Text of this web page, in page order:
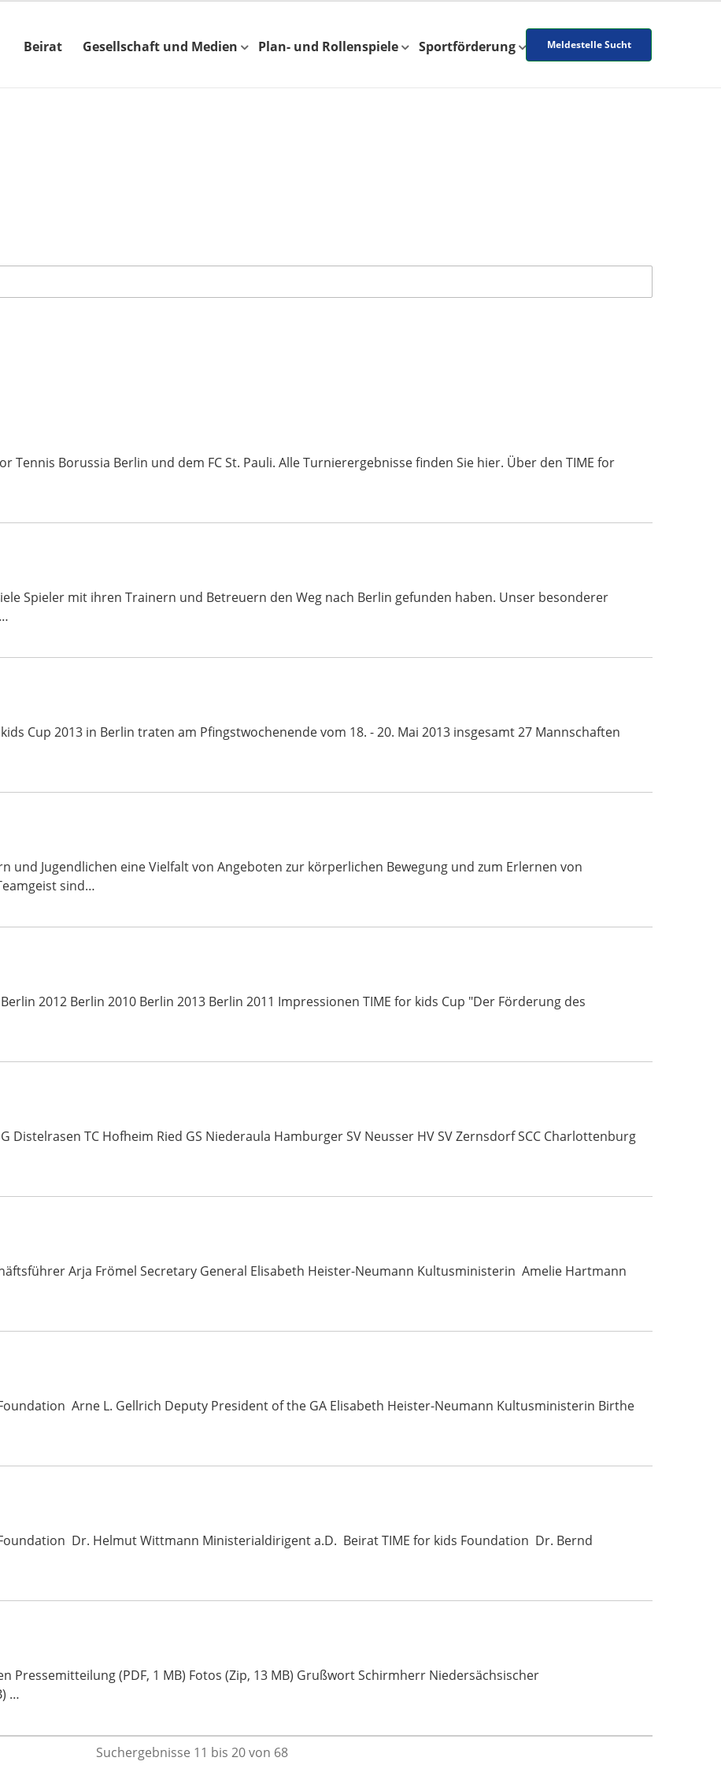
Beirat Gesellschaft und Medien Plan- und Rollenspiele Sportförderung Meldestelle Sucht
Tennis Borussia Berlin und dem FC St. Pauli. Alle Turnierergebnisse finden Sie hier. Über den TIME for
Spieler mit ihren Trainern und Betreuern den Weg nach Berlin gefunden haben. Unser besonderer
Cup 2013 in Berlin traten am Pfingstwochenende vom 18. - 20. Mai 2013 insgesamt 27 Mannschaften
und Jugendlichen eine Vielfalt von Angeboten zur körperlichen Bewegung und zum Erlernen von
sind…
2012 Berlin 2010 Berlin 2013 Berlin 2011 Impressionen TIME for kids Cup "Der Förderung des
Distelrasen TC Hofheim Ried GS Niederaula Hamburger SV Neusser HV SV Zernsdorf SCC Charlottenburg
Arja Frömel Secretary General Elisabeth Heister-Neumann Kultusministerin Amelie Hartmann
Arne L. Gellrich Deputy President of the GA Elisabeth Heister-Neumann Kultusministerin Birthe
Dr. Helmut Wittmann Ministerialdirigent a.D. Beirat TIME for kids Foundation Dr. Bernd
Pressemitteilung (PDF, 1 MB) Fotos (Zip, 13 MB) Grußwort Schirmherr Niedersächsischer
…
Suchergebnisse 11 bis 20 von 68